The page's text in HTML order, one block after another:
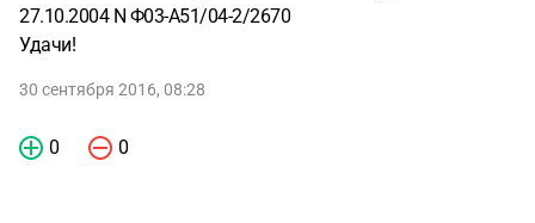
27.10.2004 N Ф03-А51/04-2/2670
Удачи!
30 сентября 2016, 08:28
0 0